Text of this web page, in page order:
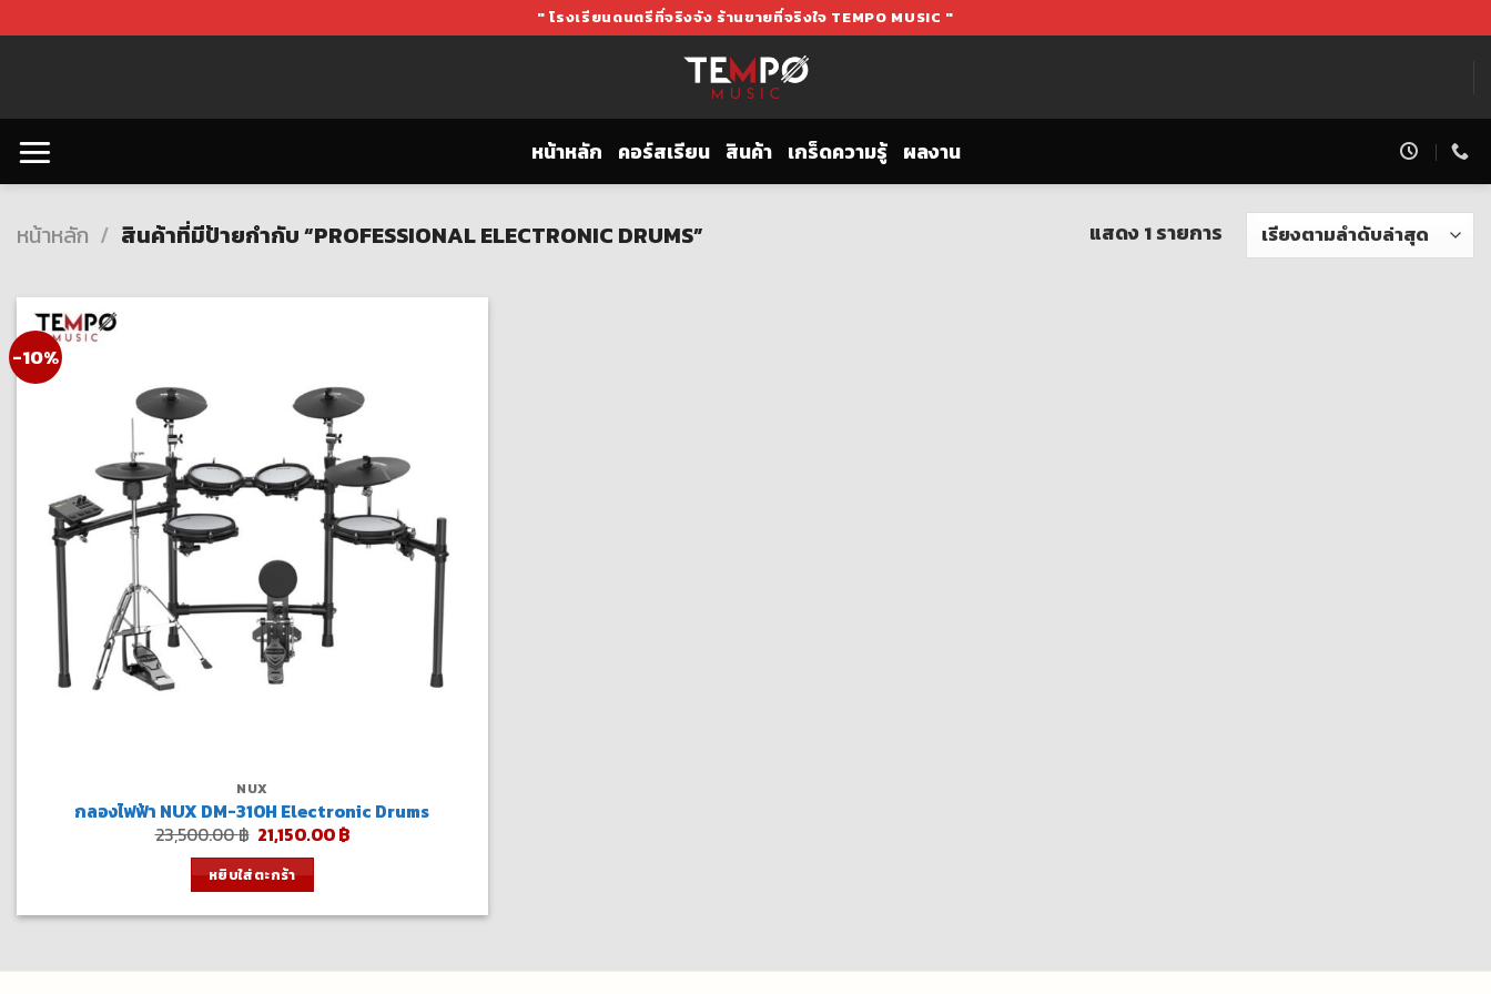
to
" โรงเรียนดนตรีที่จริงจัง ร้านขายที่จริงใจ TEMPO MUSIC "
หน้าหลัก คอร์สเรียน สินค้า เกร็ดความรู้ ผลงาน
หน้าหลัก / สินค้าที่มีป้ายกำกับ “PROFESSIONAL ELECTRONIC DRUMS” แสดง 1 รายการ
-10%
NUX
กลองไฟฟ้า NUX DM-310H Electronic Drums
23,500.00฿ Original
price
was:
23,500.00 ฿.
21,150.00฿Current
หยิบใส่ตะกร้า